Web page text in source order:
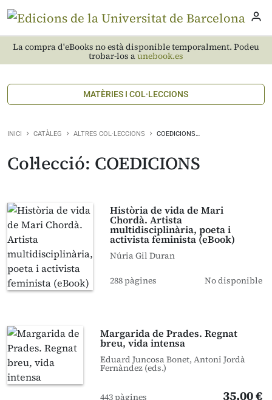
La compra d'eBooks no està disponible temporalment. Podeu
trobar-los aunebook.es
MATÈRIES I COL·LECCIONS
INICI CATÀLEG ALTRES COL·LECCIONS COEDICIONS…
Col·lecció: COEDICIONS
Història de vida de Mari
Chordà. Artista
multidisciplinària, poeta i
activista feminista (eBook)
Núria Gil Duran
288 pàgines No disponible
Margarida de Prades. Regnat
breu, vida intensa
Eduard Juncosa Bonet, Antoni Jordà
Fernàndez (eds.)
443 pàgines 35,00 €